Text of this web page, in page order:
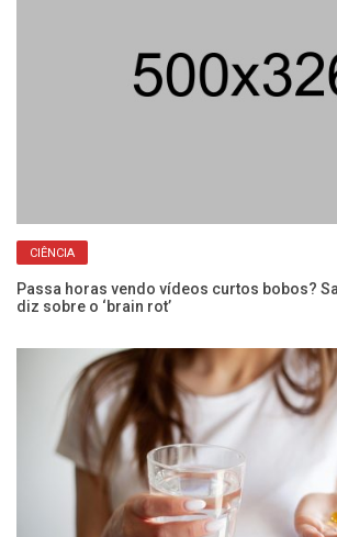
CIÊNCIA
Passa horas vendo vídeos curtos bobos?
diz sobre o ‘brain rot’